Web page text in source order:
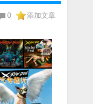
0
添加文章